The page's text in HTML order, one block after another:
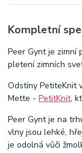
Kompletní
Peer Gynt je zimní
pletení zimních
Odstíny PetiteKnit
Mette -PetitKnit,
Peer Gynt je na
vlny jsou lehké,
je odolná vůči